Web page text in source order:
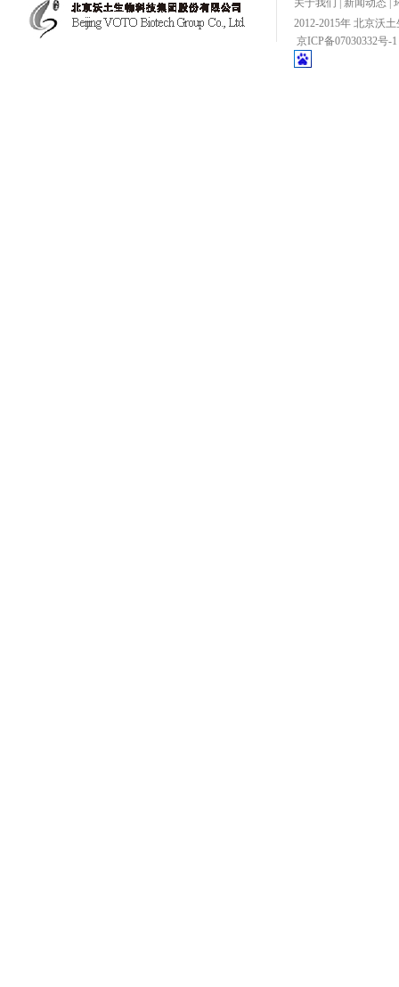
关于我们 新闻动态
2012-2015年 北京沃
京ICP备07030332号-1